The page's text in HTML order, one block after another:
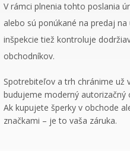
V rámci plnenia tohto poslania
alebo sú ponúkané na predaj
inšpekcie tiež kontroluje
obchodníkov.
Spotrebiteľov a trh chránime už
budujeme moderný autorizačný
Ak kupujete šperky v obchode
značkami – je to vaša záruka.